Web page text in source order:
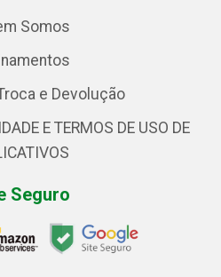
Somos
e Devolução
E TERMOS DE USO DE
Seguro